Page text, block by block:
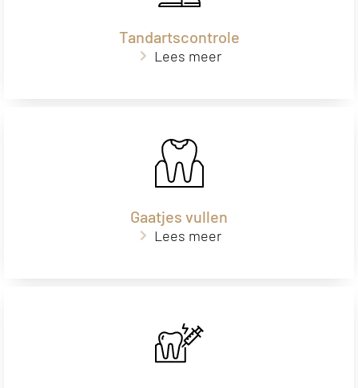
Tandartscontrole
Lees meer
Gaatjes vullen
Lees meer